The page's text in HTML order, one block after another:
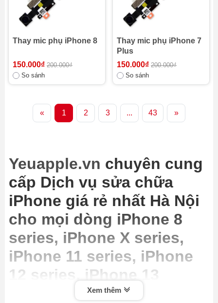
Thay mic phụ iPhone 8
150.000₫ 200.000₫
So sánh
Thay mic phụ iPhone 7
Plus
150.000₫ 200.000₫
So sánh
« 1 2 3 ... 43 »
Yeuapple.vn chuyên cung
cấp Dịch vụ sửa chữa
iPhone giá rẻ nhất Hà Nội
cho mọi dòng iPhone 8
series, iPhone X series,
iPhone 11 series, iPhone
12 series, iPhone 13
series, iPhone 14 series,
Xem thêm